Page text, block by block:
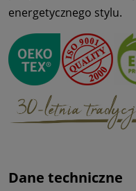
energetycznego stylu.
Dane techniczne